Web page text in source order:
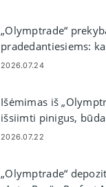
„Olymptrade“
pradedantiesiems:
2026.07.24
Išėmimas iš
išsiimti pinigus,
apdorojimas
2026.07.22
„Olymptrade“